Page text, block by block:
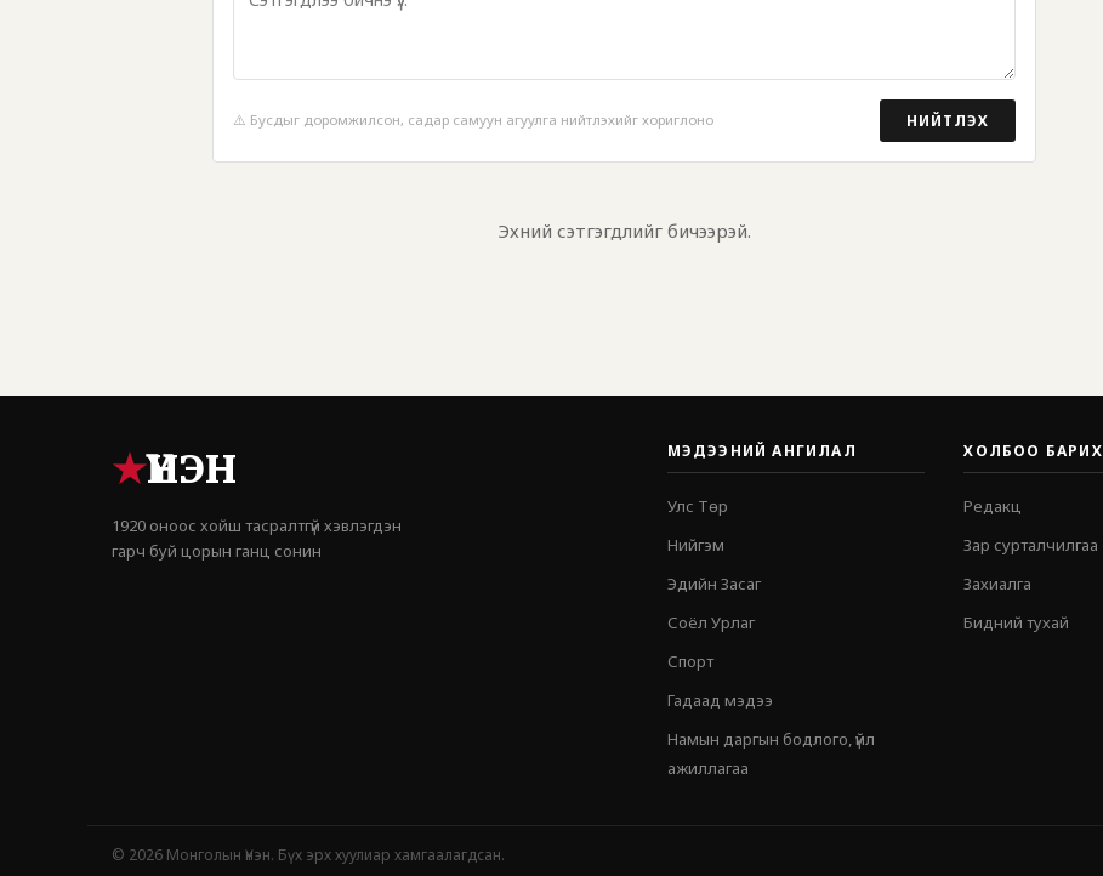
⚠️ Бусдыг доромжилсон, садар самуун агуулга нийтлэхийг хориглоно НИЙТЛЭХ
Эхний сэтгэгдлийг бичээрэй.
★ҮНЭН
1920 оноос хойш тасралтгүй хэвлэгдэн
гарч буй цорын ганц сонин
МЭДЭЭНИЙ АНГИЛАЛ
Улс Төр
Нийгэм
Эдийн Засаг
Соёл Урлаг
Спорт
Гадаад мэдээ
Намын даргын бодлого, үйл
ажиллагаа
ХОЛБОО БАРИХ
Редакц
Зар сурталчилгаа
Захиалга
Бидний тухай
© 2026 Монголын Үнэн. Бүх эрх хуулиар хамгаалагдсан.